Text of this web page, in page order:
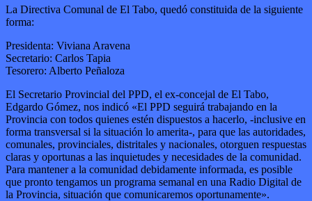
La Directiva Comunal de El Tabo, quedó constituida de la siguiente
forma:
Presidenta: Viviana Aravena
Secretario: Carlos Tapia
Tesorero: Alberto Peñaloza
El Secretario Provincial del PPD, el ex-concejal de El Tabo,
Edgardo Gómez, nos indicó «El PPD seguirá trabajando en la
Provincia con todos quienes estén dispuestos a hacerlo, -inclusive en
forma transversal si la situación lo amerita-, para que las autoridades,
comunales, provinciales, distritales y nacionales, otorguen respuestas
claras y oportunas a las inquietudes y necesidades de la comunidad.
Para mantener a la comunidad debidamente informada, es posible
que pronto tengamos un programa semanal en una Radio Digital de
la Provincia, situación que comunicaremos oportunamente».